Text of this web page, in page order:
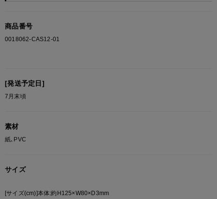
商品番号
0018062-CAS12-01
[発送予定日]
7月末頃
素材
紙､PVC
サイズ
[サイズ(cm)]本体:約H125×W80×D3mm